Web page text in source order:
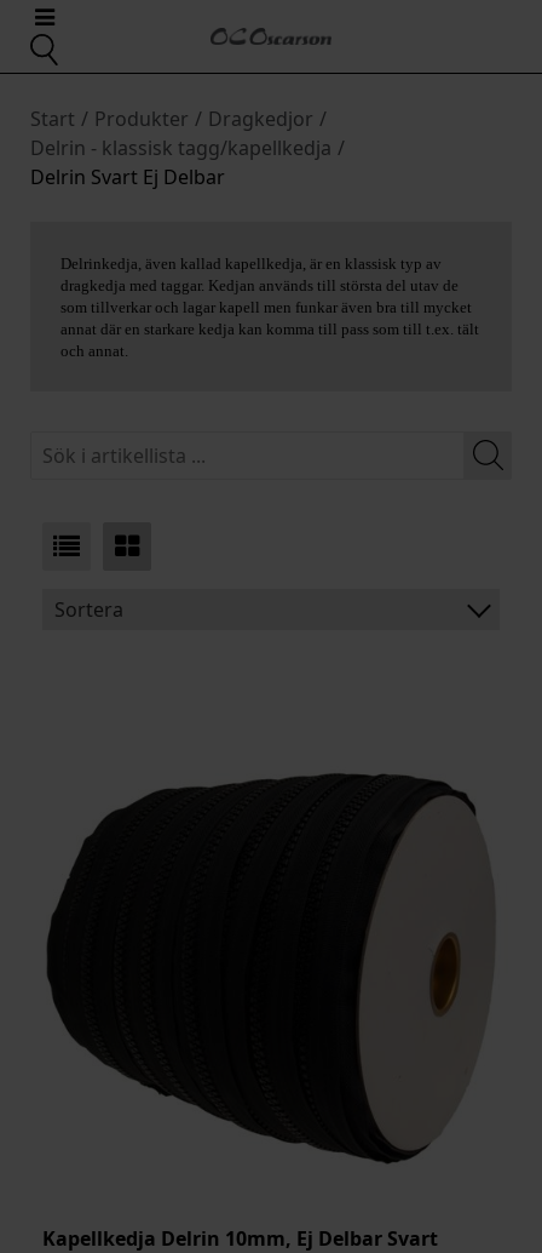
Start / Produkter / Dragkedjor /
Delrin - klassisk tagg/kapellkedja /
Delrin Svart Ej Delbar
Delrinkedja, även kallad kapellkedja, är en klassisk typ av
dragkedja med taggar. Kedjan används till största del utav de
som tillverkar och lagar kapell men funkar även bra till mycket
annat där en starkare kedja kan komma till pass som till t.ex. tält
och annat.
Sortera
Kapellkedja Delrin 10mm, Ej Delbar Svart